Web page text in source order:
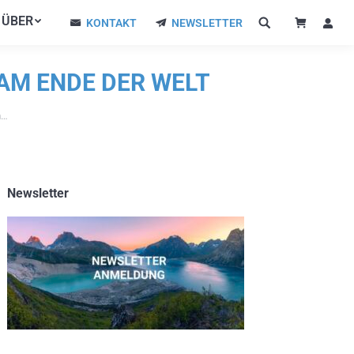
ÜBER KONTAKT NEWSLETTER
ENDE DER WELT
Newsletter
ÜBER KONTAKT NEWSLETTER